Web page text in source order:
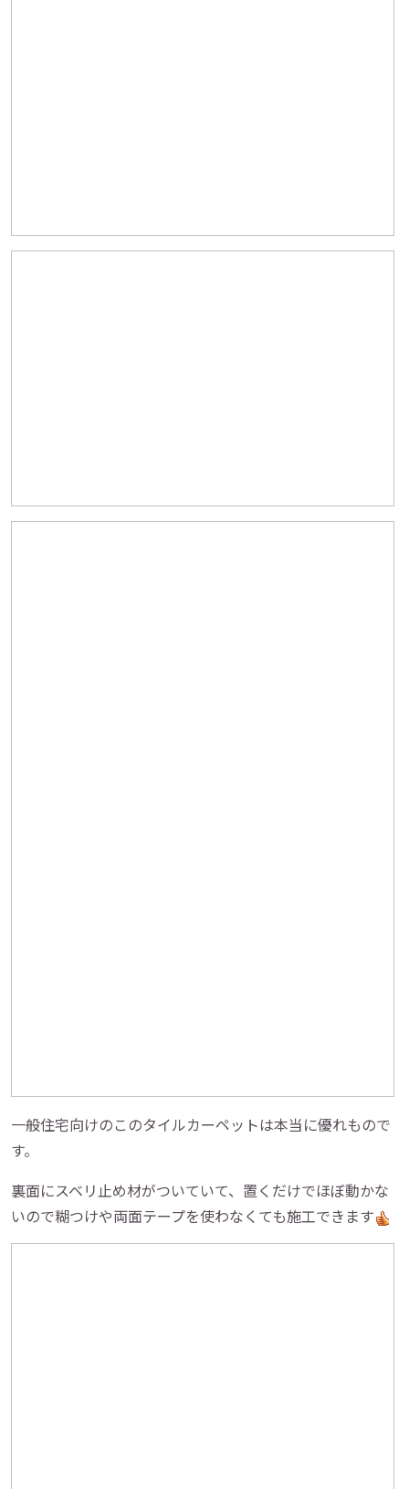
一般住宅向けのこのタイルカーペットは本当に優れもので
す。
裏面にスベリ止め材がついていて、置くだけでほぼ動かな
いので糊つけや両面テープを使わなくても施工できます